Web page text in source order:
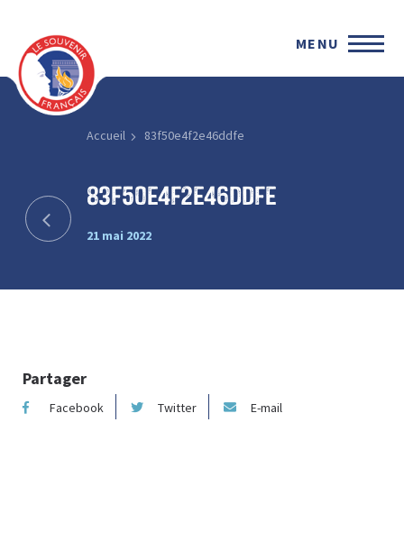
MENU
Accueil 83f50e4f2e46ddfe
83f50e4f2e46ddfe
21 mai 2022
Partager
Facebook Twitter E-mail